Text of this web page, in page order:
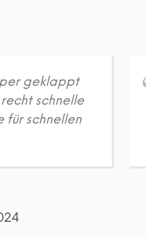
geklappt
schnelle
für schnellen